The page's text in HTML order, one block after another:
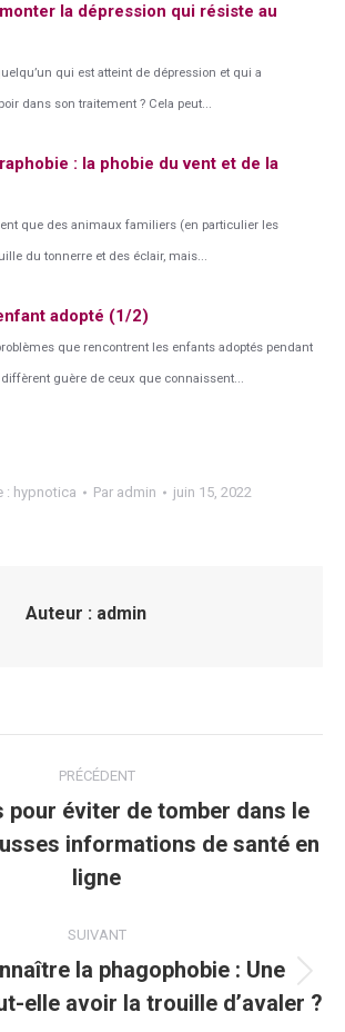
la dépression qui résiste au
qui est atteint de dépression et qui a
dans son traitement ? Cela peut...
: la phobie du vent et de la
que des animaux familiers (en particulier les
du tonnerre et des éclair, mais...
adopté (1/2)
que rencontrent les enfants adoptés pendant
guère de ceux que connaissent...
: hypnotica Par admin juin 15, 2022
Auteur : admin
PRÉCÉDENT
Article
précédent
pour éviter de tomber dans le
informations de santé en
ligne
SUIVANT
Article
suivant
la phagophobie : Une
elle avoir la trouille d’avaler ?